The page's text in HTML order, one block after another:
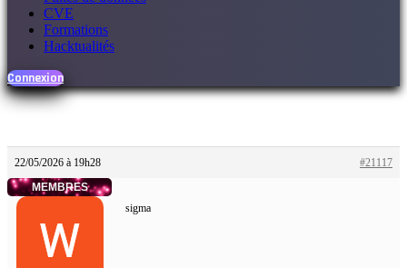
CVE
Formations
Hacktualités
Connexion
22/05/2026 à 19h28
#21117
MEMBRES
sigma